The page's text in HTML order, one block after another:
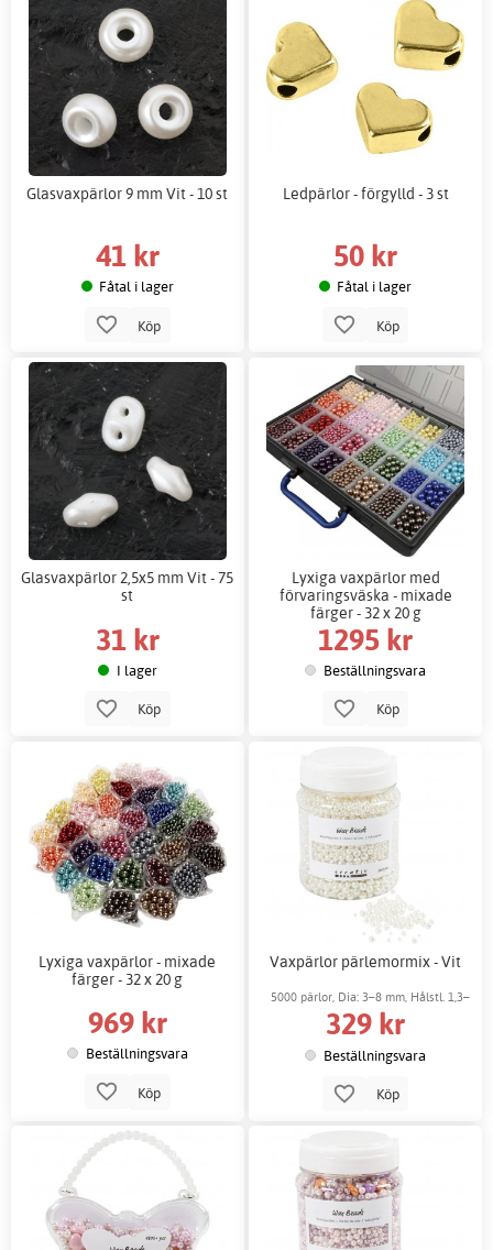
Glasvaxpärlor 9 mm Vit - 10 st
41 kr
Fåtal i lager
Köp
Ledpärlor - förgylld - 3 st
50 kr
Fåtal i lager
Köp
Glasvaxpärlor 2,5x5 mm Vit - 75
st
31 kr
I lager
Köp
Lyxiga vaxpärlor med
förvaringsväska - mixade
färger - 32 x 20 g
1295 kr
Beställningsvara
Köp
Lyxiga vaxpärlor - mixade
färger - 32 x 20 g
969 kr
Beställningsvara
Köp
Vaxpärlor pärlemormix - Vit
5000 pärlor, Dia: 3–8 mm, Hålstl. 1,3–
2,5 mm
329 kr
Beställningsvara
Köp